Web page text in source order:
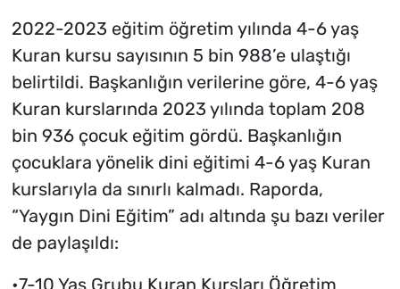
2022-2023 eğitim öğretim yılında 4-6 yaş
Kuran kursu sayısının 5 bin 988’e ulaştığı
belirtildi. Başkanlığın verilerine göre, 4-6 yaş
Kuran kurslarında 2023 yılında toplam 208
bin 936 çocuk eğitim gördü. Başkanlığın
çocuklara yönelik dini eğitimi 4-6 yaş Kuran
kurslarıyla da sınırlı kalmadı. Raporda,
“Yaygın Dini Eğitim” adı altında şu bazı veriler
de paylaşıldı: